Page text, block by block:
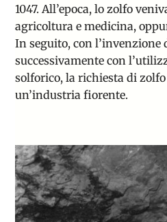
1047. All’epoca, lo zolfo
agricoltura e medicina,
In seguito, con l’invenzione
successivamente con
solforico, la richiesta di
un’industria fiorente.